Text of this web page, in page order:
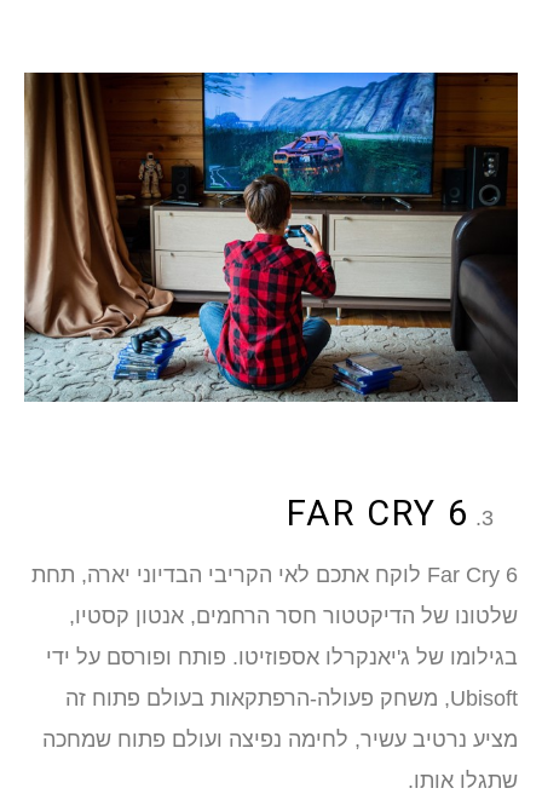
FAR CRY 6
Far Cry 6 לוקח אתכם לאי הקריבי הבדיוני יארה, תחת
שלטונו של הדיקטטור חסר הרחמים, אנטון קסטיו,
בגילומו של ג'יאנקרלו אספוזיטו. פותח ופורסם על ידי
Ubisoft, משחק פעולה-הרפתקאות בעולם פתוח זה
מציע נרטיב עשיר, לחימה נפיצה ועולם פתוח שמחכה
שתגלו אותו.